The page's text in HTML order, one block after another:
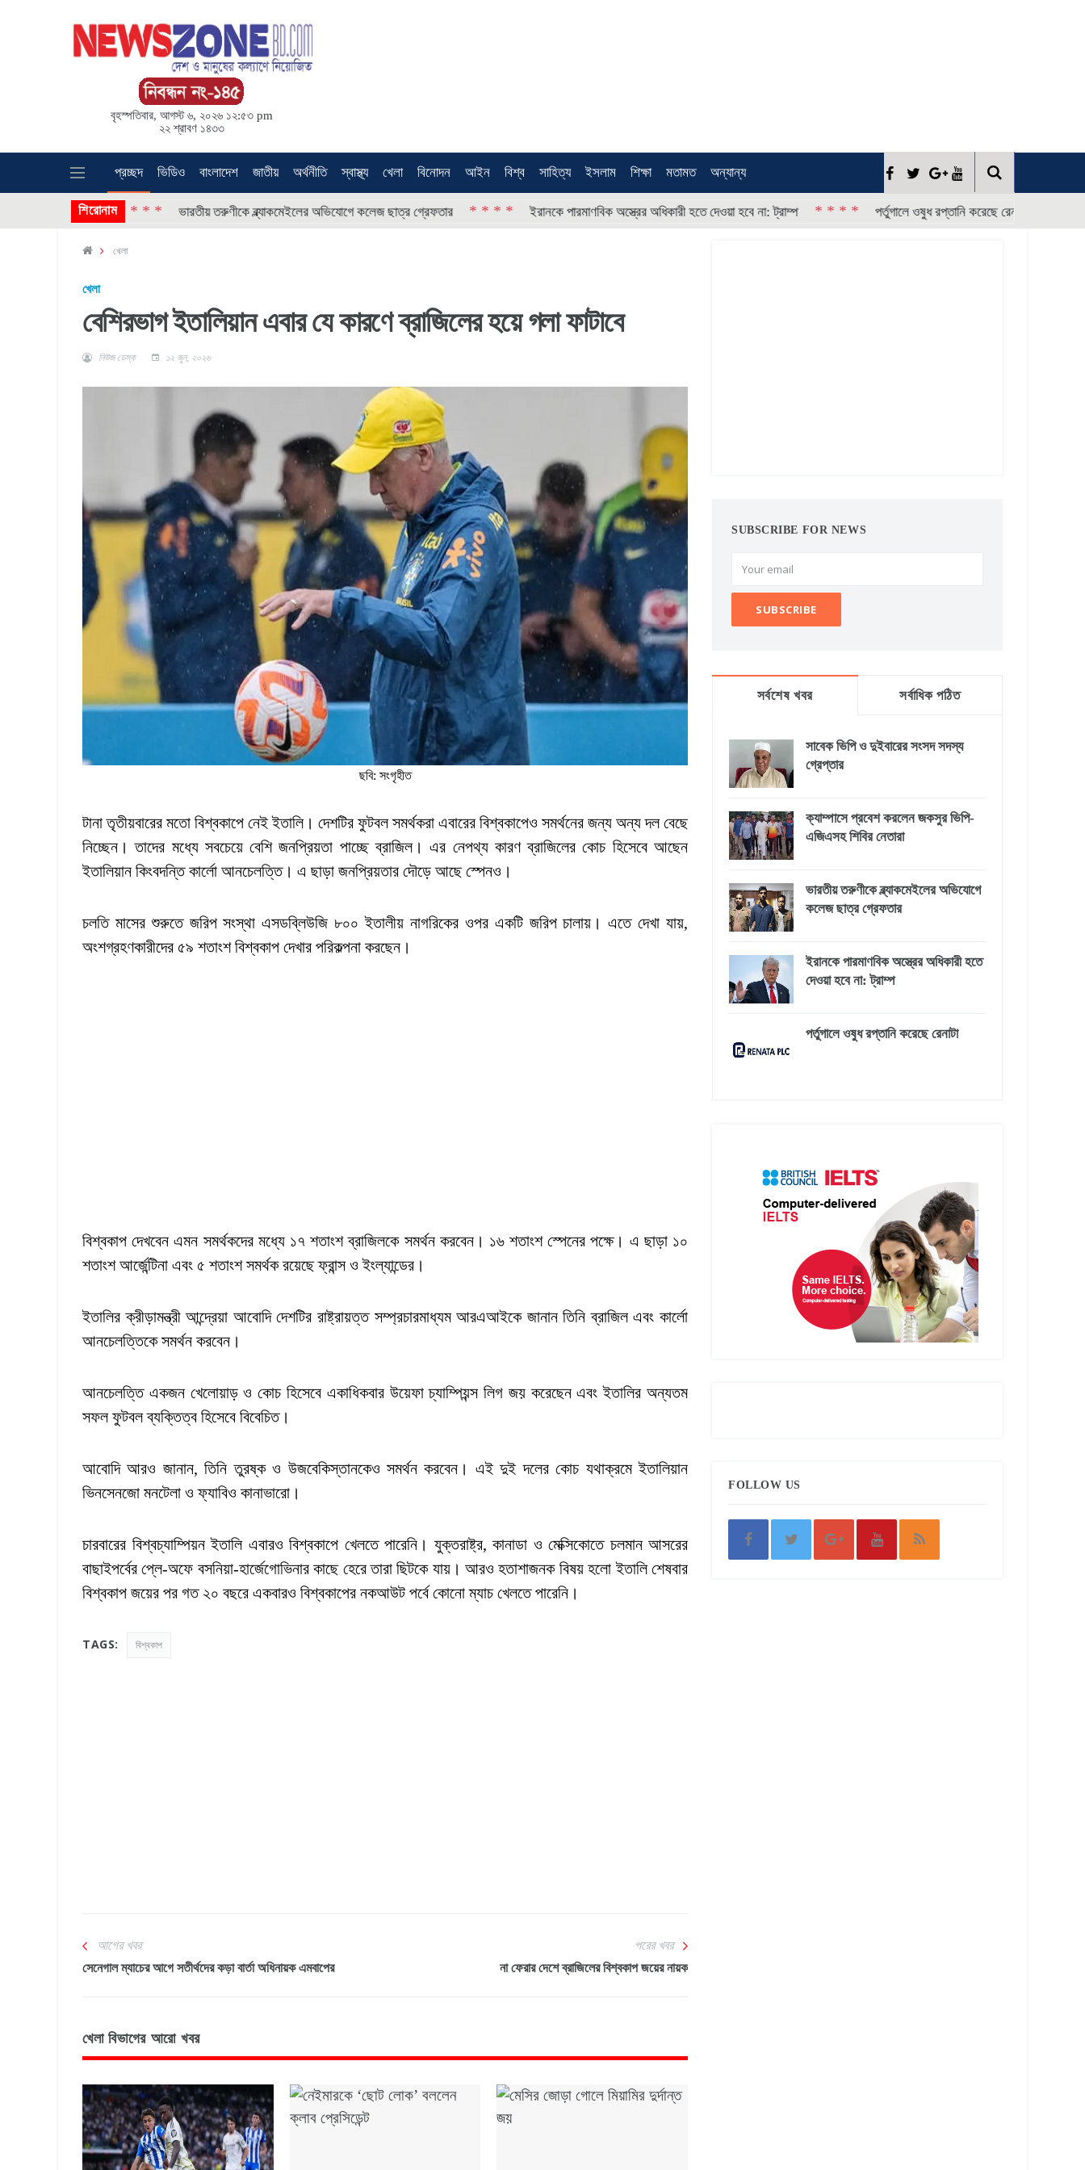
বৃহস্পতিবার, আগস্ট ৬, ২০২৬ ১২:৫৩ pm
২২ শ্রাবণ ১৪৩৩
প্রচ্ছদ ভিডিও বাংলাদেশ জাতীয় অর্থনীতি স্বাস্থ্য খেলা বিনোদন আইন বিশ্ব সাহিত্য ইসলাম শিক্ষা মতামত অন্যান্য
শিরোনাম
* * * * ভারতীয় তরুণীকে ব্ল্যাকমেইলের অভিযোগে কলেজ ছাত্র গ্রেফতার * * * * ইরানকে পারমাণবিক অস্ত্রের অধিকারী হতে দেওয়া হবে না: ট্রাম্প * * * * পর্তুগালে ওষুধ রপ্তানি করেছে রেনাটা * * * *
খেলা
খেলা
বেশিরভাগ ইতালিয়ান এবার যে কারণে ব্রাজিলের হয়ে গলা ফাটাবে
নিউজ ডেস্ক ১২ জুন, ২০২৬
ছবি: সংগৃহীত
টানা তৃতীয়বারের মতো বিশ্বকাপে নেই ইতালি। দেশটির ফুটবল সমর্থকরা এবারের বিশ্বকাপেও সমর্থনের জন্য অন্য দল বেছে
নিচ্ছেন। তাদের মধ্যে সবচেয়ে বেশি জনপ্রিয়তা পাচ্ছে ব্রাজিল। এর নেপথ্য কারণ ব্রাজিলের কোচ হিসেবে আছেন
ইতালিয়ান কিংবদন্তি কার্লো আনচেলত্তি। এ ছাড়া জনপ্রিয়তার দৌড়ে আছে স্পেনও।
চলতি মাসের শুরুতে জরিপ সংস্থা এসডব্লিউজি ৮০০ ইতালীয় নাগরিকের ওপর একটি জরিপ চালায়। এতে দেখা যায়,
অংশগ্রহণকারীদের ৫৯ শতাংশ বিশ্বকাপ দেখার পরিকল্পনা করছেন।
বিশ্বকাপ দেখবেন এমন সমর্থকদের মধ্যে ১৭ শতাংশ ব্রাজিলকে সমর্থন করবেন। ১৬ শতাংশ স্পেনের পক্ষে। এ ছাড়া ১০
শতাংশ আর্জেন্টিনা এবং ৫ শতাংশ সমর্থক রয়েছে ফ্রান্স ও ইংল্যান্ডের।
ইতালির ক্রীড়ামন্ত্রী আন্দ্রেয়া আবোদি দেশটির রাষ্ট্রায়ত্ত সম্প্রচারমাধ্যম আরএআইকে জানান তিনি ব্রাজিল এবং কার্লো
আনচেলত্তিকে সমর্থন করবেন।
আনচেলত্তি একজন খেলোয়াড় ও কোচ হিসেবে একাধিকবার উয়েফা চ্যাম্পিয়ন্স লিগ জয় করেছেন এবং ইতালির অন্যতম
সফল ফুটবল ব্যক্তিত্ব হিসেবে বিবেচিত।
আবোদি আরও জানান, তিনি তুরষ্ক ও উজবেকিস্তানকেও সমর্থন করবেন। এই দুই দলের কোচ যথাক্রমে ইতালিয়ান
ভিনসেনজো মনটেলা ও ফ্যাবিও কানাভারো।
চারবারের বিশ্বচ্যাম্পিয়ন ইতালি এবারও বিশ্বকাপে খেলতে পারেনি। যুক্তরাষ্ট্র, কানাডা ও মেক্সিকোতে চলমান আসরের
বাছাইপর্বের প্লে-অফে বসনিয়া-হার্জেগোভিনার কাছে হেরে তারা ছিটকে যায়। আরও হতাশাজনক বিষয় হলো ইতালি শেষবার
বিশ্বকাপ জয়ের পর গত ২০ বছরে একবারও বিশ্বকাপের নকআউট পর্বে কোনো ম্যাচ খেলতে পারেনি।
TAGS: বিশ্বকাপ
আগের খবর
সেনেগাল ম্যাচের আগে সতীর্থদের কড়া বার্তা অধিনায়ক এমবাপের
পরের খবর
না ফেরার দেশে ব্রাজিলের বিশ্বকাপ জয়ের নায়ক
খেলা বিভাগের আরো খবর
SUBSCRIBE FOR NEWS
সর্বশেষ খবর সর্বাধিক পঠিত
সাবেক ভিপি ও দুইবারের সংসদ সদস্য
গ্রেপ্তার
ক্যাম্পাসে প্রবেশ করলেন জকসুর ভিপি-
এজিএসহ শিবির নেতারা
ভারতীয় তরুণীকে ব্ল্যাকমেইলের অভিযোগে
কলেজ ছাত্র গ্রেফতার
ইরানকে পারমাণবিক অস্ত্রের অধিকারী হতে
দেওয়া হবে না: ট্রাম্প
পর্তুগালে ওষুধ রপ্তানি করেছে রেনাটা
FOLLOW US